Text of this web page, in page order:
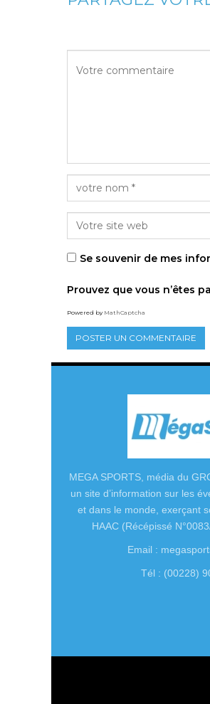
Se souvenir de mes
Prouvez que vous n’êtes
Powered by MathCaptcha
MEGA SPORTS, média du
un site d’information sur les
et dans le monde, exerçant
HAAC (Récépissé
Email :
Tél : (00228)